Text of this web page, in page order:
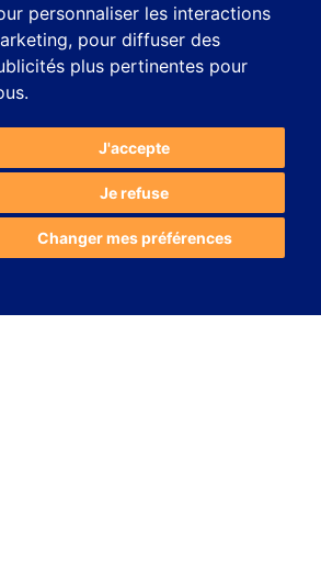
personnaliser les interactions
, pour diffuser des
plus pertinentes pour
.
J'accepte
Je refuse
Changer mes préférences